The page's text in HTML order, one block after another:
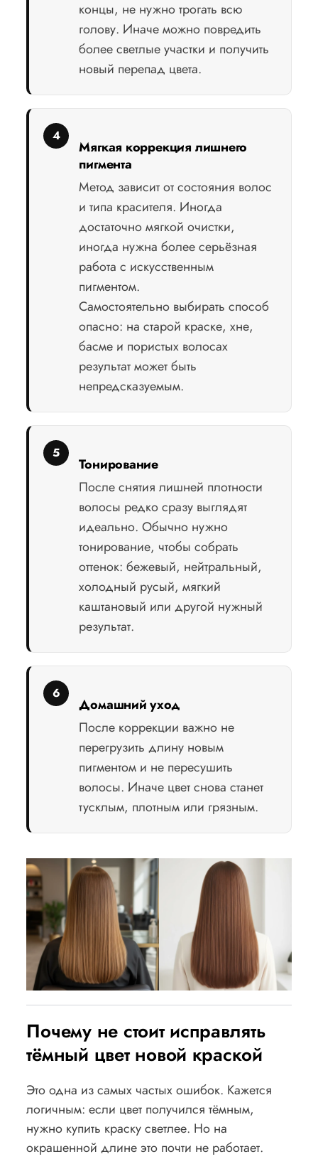
концы, не нужно трогать всю
голову. Иначе можно повредить
более светлые участки и получить
новый перепад цвета.
Мягкая коррекция лишнего
пигмента
Метод зависит от состояния волос
и типа красителя. Иногда
достаточно мягкой очистки,
иногда нужна более серьёзная
работа с искусственным
пигментом.
Самостоятельно выбирать способ
опасно: на старой краске, хне,
басме и пористых волосах
результат может быть
непредсказуемым.
Тонирование
После снятия лишней плотности
волосы редко сразу выглядят
идеально. Обычно нужно
тонирование, чтобы собрать
оттенок: бежевый, нейтральный,
холодный русый, мягкий
каштановый или другой нужный
результат.
Домашний уход
После коррекции важно не
перегрузить длину новым
пигментом и не пересушить
волосы. Иначе цвет снова станет
тусклым, плотным или грязным.
Почему не стоит исправлять
тёмный цвет новой краской
Это одна из самых частых ошибок. Кажется
логичным: если цвет получился тёмным,
нужно купить краску светлее. Но на
окрашенной длине это почти не работает.